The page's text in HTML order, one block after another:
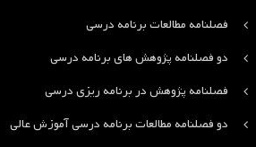
فصلنامه مطالعات برنامه درسی
دو فصلنامه پژوهش های برنامه درسی
فصلنامه پژوهش در برنامه ریزی درسی
دو فصلنامه مطالعات برنامه درسی آموزش عالی